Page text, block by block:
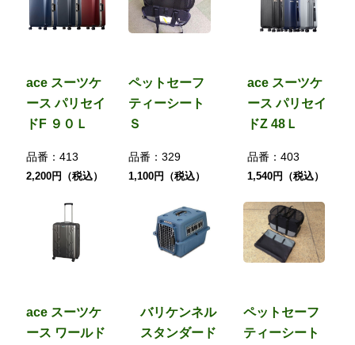
ace スーツケ
ース パリセイ
ドF ９０Ｌ
品番： 413
2,200円（税込）
ペットセーフ
ティーシート
Ｓ
品番：329
1,100円（税込）
ace スーツケ
ース パリセイ
ドZ 48Ｌ
品番：403
1,540円（税込）
ace スーツケ
ース ワールド
バリケンネル
スタンダード
ペットセーフ
ティーシート